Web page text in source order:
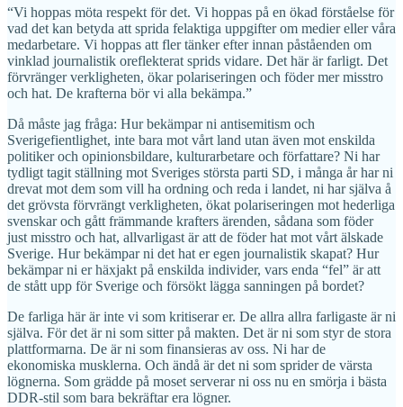
“Vi hoppas möta respekt för det. Vi hoppas på en ökad förståelse för
vad det kan betyda att sprida felaktiga uppgifter om medier eller våra
medarbetare. Vi hoppas att fler tänker efter innan påståenden om
vinklad journalistik oreflekterat sprids vidare. Det här är farligt. Det
förvränger verkligheten, ökar polariseringen och föder mer misstro
och hat. De krafterna bör vi alla bekämpa.”
Då måste jag fråga: Hur bekämpar ni antisemitism och
Sverigefientlighet, inte bara mot vårt land utan även mot enskilda
politiker och opinionsbildare, kulturarbetare och författare? Ni har
tydligt tagit ställning mot Sveriges största parti SD, i många år har ni
drevat mot dem som vill ha ordning och reda i landet, ni har själva å
det grövsta förvrängt verkligheten, ökat polariseringen mot hederliga
svenskar och gått främmande krafters ärenden, sådana som föder
just misstro och hat, allvarligast är att de föder hat mot vårt älskade
Sverige. Hur bekämpar ni det hat er egen journalistik skapat? Hur
bekämpar ni er häxjakt på enskilda individer, vars enda “fel” är att
de stått upp för Sverige och försökt lägga sanningen på bordet?
De farliga här är inte vi som kritiserar er. De allra allra farligaste är ni
själva. För det är ni som sitter på makten. Det är ni som styr de stora
plattformarna. De är ni som finansieras av oss. Ni har de
ekonomiska musklerna. Och ändå är det ni som sprider de värsta
lögnerna. Som grädde på moset serverar ni oss nu en smörja i bästa
DDR-stil som bara bekräftar era lögner.